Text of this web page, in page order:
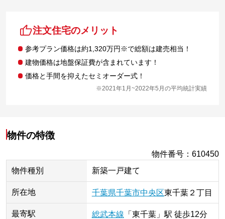
注文住宅のメリット
参考プラン価格は約1,320万円※で総額は建売相当！
建物価格は地盤保証費が含まれています！
価格と手間を抑えたセミオーダー式！
※2021年1月~2022年5月の平均統計実績
物件の特徴
物件番号 ：610450
物件種別
新築一戸建て
所在地 千葉県千葉市中央区東千葉２丁目
最寄駅 総武本線 「 東千葉」 駅 徒歩12分